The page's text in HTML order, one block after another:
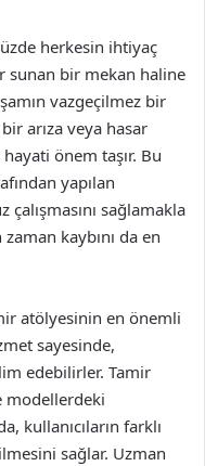
herkesin ihtiyaç
sunan bir mekan haline
vazgeçilmez bir
arıza veya hasar
önem taşır. Bu
yapılan
sağlamakla
kaybını da en
atölyesinin en önemli
sayesinde,
edebilirler. Tamir
modellerdeki
kullanıcıların farklı
sağlar. Uzman